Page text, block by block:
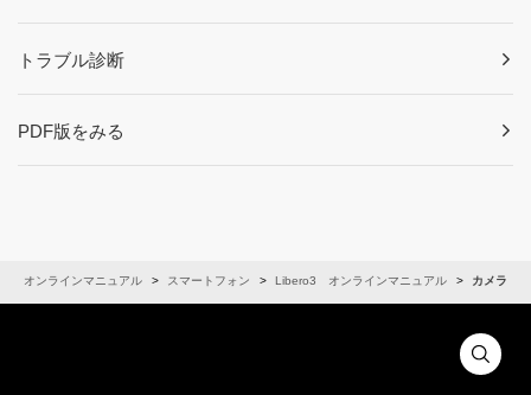
トラブル診断
PDF版をみる
オンラインマニュアル スマートフォン Libero3 オンラインマニュアル カメラ